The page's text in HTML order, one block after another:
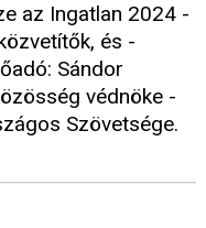
az Ingatlan 2024 -
és -
Sándor
védnöke -
Szövetsége.